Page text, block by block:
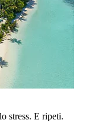
stress. E ripeti.